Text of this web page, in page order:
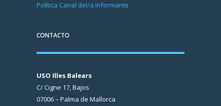
Política Canal del/a Informante
CONTACTO
USO Illes Balears
C/ Cigne 17, Bajos
07006 – Palma de Mallorca